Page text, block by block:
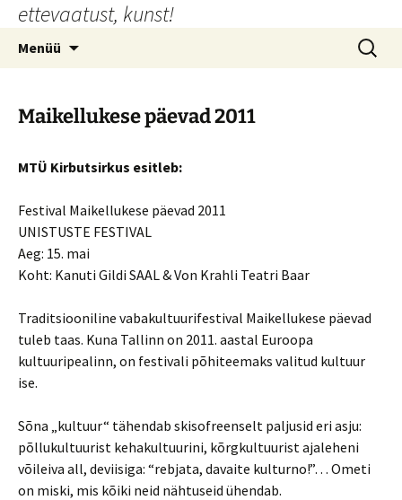
Liigu
sisu
juurde
ettevaatust, kunst!
Menüü Otsi:
Maikellukese päevad 2011
MTÜ Kirbutsirkus esitleb:
Festival Maikellukese päevad 2011
UNISTUSTE FESTIVAL
Aeg: 15. mai
Koht: Kanuti Gildi SAAL & Von Krahli Teatri Baar
Traditsiooniline vabakultuurifestival Maikellukese päevad
tuleb taas. Kuna Tallinn on 2011. aastal Euroopa
kultuuripealinn, on festivali põhiteemaks valitud kultuur
ise.
Sõna „kultuur“ tähendab skisofreenselt paljusid eri asju:
põllukultuurist kehakultuurini, kõrgkultuurist ajaleheni
võileiva all, deviisiga: “rebjata, davaite kulturno!”… Ometi
on miski, mis kõiki neid nähtuseid ühendab.